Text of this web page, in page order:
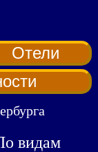
Отели
видам